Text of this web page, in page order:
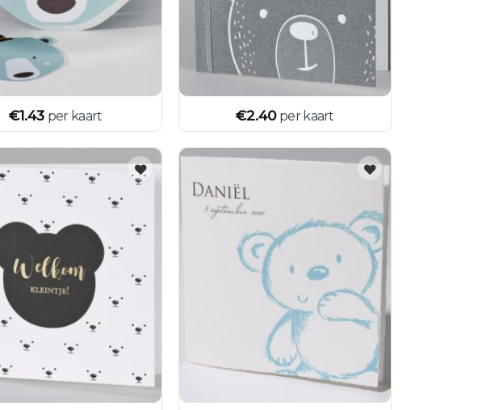
€1.43 per kaart €2.40 per kaart